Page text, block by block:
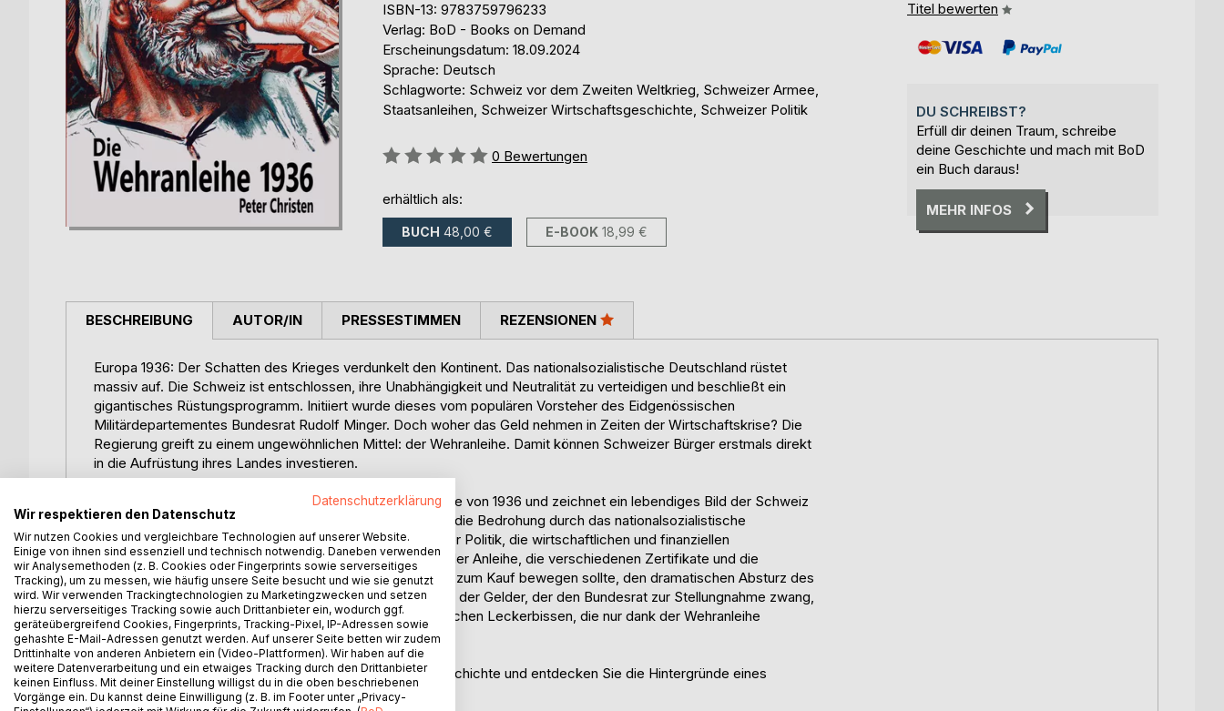
ISBN-13: 9783759796233
Verlag: BoD - Books on Demand
Erscheinungsdatum: 18.09.2024
Sprache: Deutsch
Schlagworte: Schweiz vor dem Zweiten Weltkrieg, Schweizer Armee,
Staatsanleihen, Schweizer Wirtschaftsgeschichte, Schweizer Politik
Bewertung::
0 Bewertungen
erhältlich als:
BUCH 48,00 € E-BOOK 18,99 €
Titel bewerten
DU SCHREIBST?
Erfüll dir deinen Traum, schreibe
deine Geschichte und mach mit BoD
ein Buch daraus!
MEHR INFOS
BESCHREIBUNG
Europa 1936: Der Schatten des Krieges verdunkelt den Kontinent. Das nationalsozialistische Deutschland rüstet
massiv auf. Die Schweiz ist entschlossen, ihre Unabhängigkeit und Neutralität zu verteidigen und beschließt ein
gigantisches Rüstungsprogramm. Initiiert wurde dieses vom populären Vorsteher des Eidgenössischen
Militärdepartementes Bundesrat Rudolf Minger. Doch woher das Geld nehmen in Zeiten der Wirtschaftskrise? Die
Regierung greift zu einem ungewöhnlichen Mittel: der Wehranleihe. Damit können Schweizer Bürger erstmals direkt
in die Aufrüstung ihres Landes investieren.
Dieses Buch enthüllt die Geschichte hinter der Wehranleihe von 1936 und zeichnet ein lebendiges Bild der Schweiz
in den turbulenten 1930er Jahren. Erfahren Sie mehr über: die Bedrohung durch das nationalsozialistische
Deutschland und die Herausforderungen für die Schweizer Politik, die wirtschaftlichen und finanziellen
Schwierigkeiten, die zur Wehranleihe führten, die Details der Anleihe, die verschiedenen Zertifikate und die
beispiellose Propaganda-Kampagne, die die Bevölkerung zum Kauf bewegen sollte, den dramatischen Absturz des
Schweizer Frankens und den Skandal um die Verwendung der Gelder, der den Bundesrat zur Stellungnahme zwang,
sowie die faszinierenden numismatischen und philatelistischen Leckerbissen, die nur dank der Wehranleihe
entstanden sind und Sammler bis heute begeistern.
Tauchen Sie ein in ein spannendes Kapitel Schweizer Geschichte und entdecken Sie die Hintergründe eines
außergewöhnlichen Finanzinstruments!
AUTOR/IN PRESSESTIMMEN REZENSIONEN
Datenschutzerklärung
Wir respektieren den Datenschutz
Wir nutzen Cookies und vergleichbare Technologien auf unserer Website.
Einige von ihnen sind essenziell und technisch notwendig. Daneben verwenden
wir Analysemethoden (z. B. Cookies oder Fingerprints sowie serverseitiges
Tracking), um zu messen, wie häufig unsere Seite besucht und wie sie genutzt
wird. Wir verwenden Trackingtechnologien zu Marketingzwecken und setzen
hierzu serverseitiges Tracking sowie auch Drittanbieter ein, wodurch ggf.
geräteübergreifend Cookies, Fingerprints, Tracking-Pixel, IP-Adressen sowie
gehashte E-Mail-Adressen genutzt werden. Auf unserer Seite betten wir zudem
Drittinhalte von anderen Anbietern ein (Video-Plattformen). Wir haben auf die
weitere Datenverarbeitung und ein etwaiges Tracking durch den Drittanbieter
keinen Einfluss. Mit deiner Einstellung willigst du in die oben beschriebenen
Vorgänge ein. Du kannst deine Einwilligung (z. B. im Footer unter „Privacy-